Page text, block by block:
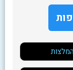
מכל פינה,
רצוני.